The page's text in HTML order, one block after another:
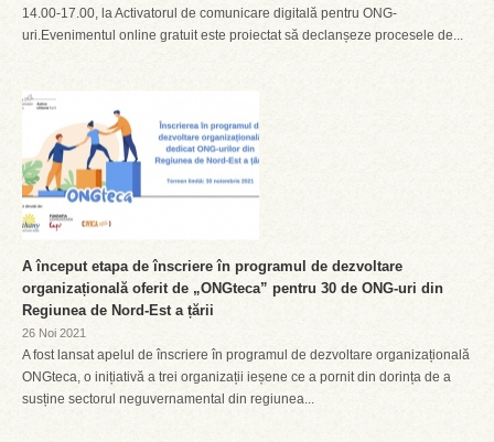
14.00-17.00, la Activatorul de comunicare digitală pentru ONG-
uri.Evenimentul online gratuit este proiectat să declanșeze procesele de...
A început etapa de înscriere în programul de dezvoltare
organizațională oferit de „ONGteca” pentru 30 de ONG-uri din
Regiunea de Nord-Est a țării
26 Noi 2021
A fost lansat apelul de înscriere în programul de dezvoltare organizațională
ONGteca, o inițiativă a trei organizații ieșene ce a pornit din dorința de a
susține sectorul neguvernamental din regiunea...